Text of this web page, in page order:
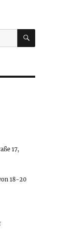
SUCHEN
17,
18-20